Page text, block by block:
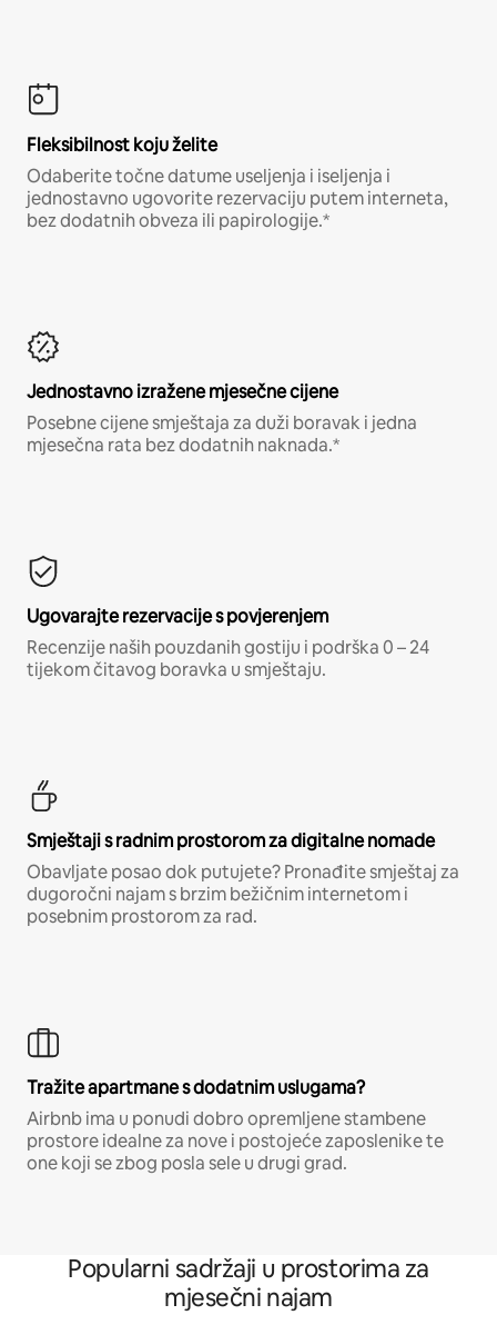
Fleksibilnost koju želite
Odaberite točne datume useljenja i iseljenja i
jednostavno ugovorite rezervaciju putem interneta,
bez dodatnih obveza ili papirologije.*
Jednostavno izražene mjesečne cijene
Posebne cijene smještaja za duži boravak i jedna
mjesečna rata bez dodatnih naknada.*
Ugovarajte rezervacije s povjerenjem
Recenzije naših pouzdanih gostiju i podrška 0 – 24
tijekom čitavog boravka u smještaju.
Smještaji s radnim prostorom za digitalne nomade
Obavljate posao dok putujete? Pronađite smještaj za
dugoročni najam s brzim bežičnim internetom i
posebnim prostorom za rad.
Tražite apartmane s dodatnim uslugama?
Airbnb ima u ponudi dobro opremljene stambene
prostore idealne za nove i postojeće zaposlenike te
one koji se zbog posla sele u drugi grad.
Popularni sadržaji u prostorima za
mjesečni najam